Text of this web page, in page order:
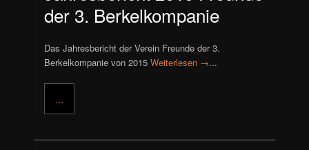
der 3. Berkelkompanie
Das Jahresbericht der Verein Freunde der 3.
Berkelkompanie von 2015Weiterlesen →...
...